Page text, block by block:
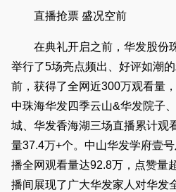
直播抢票 盛况空前
在典礼开启之前，华发股份
举行了5场亮点频出、好评如潮
前，获得了全网近300万观看量
中珠海华发四季云山&华发院子
城、华发香海湖三场直播累计观
量37.4万+个。中山华发学府壹
播全网观看量达92.8万，点赞量
播间展现了广大华发家人对华发